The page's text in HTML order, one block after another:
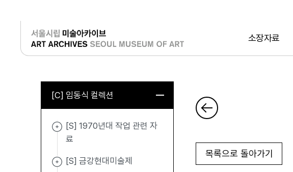
소장자료
로그인
[C] 임동식 컬렉션
[S] 1970년대 작업 관련 자
료
[S] 금강현대미술제
목록으로 돌아가기